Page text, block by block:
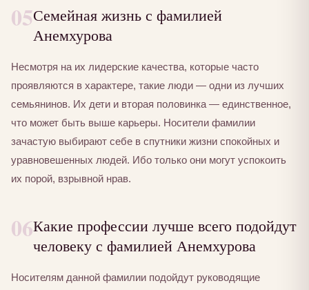
05Семейная жизнь с фамилией
Анемхурова
Несмотря на их лидерские качества, которые часто
проявляются в характере, такие люди — одни из лучших
семьянинов. Их дети и вторая половинка — единственное,
что может быть выше карьеры. Носители фамилии
зачастую выбирают себе в спутники жизни спокойных и
уравновешенных людей. Ибо только они могут успокоить
их порой, взрывной нрав.
06Какие профессии лучше всего подойдут
человеку с фамилией Анемхурова
Носителям данной фамилии подойдут руководящие